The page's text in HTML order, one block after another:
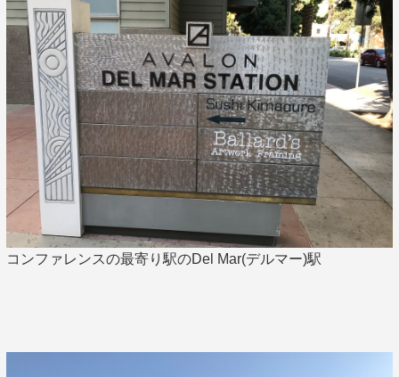
コンファレンスの最寄り駅のDel Mar(デルマー)駅